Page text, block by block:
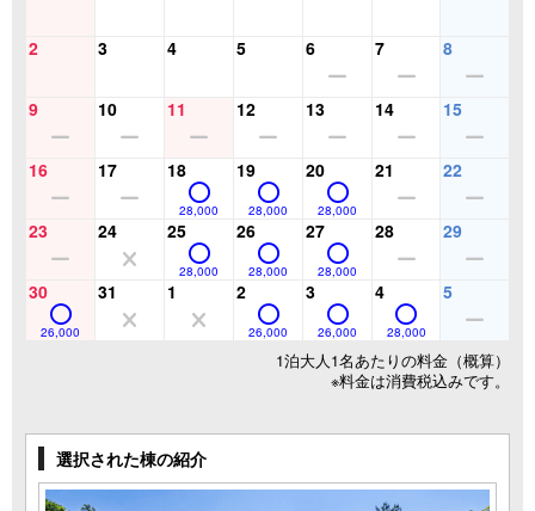
2 3 4 5 6 7 8
9 10 11 12 13 14 15
16 17 18
28,000
19
28,000
20
28,000
21 22
23 24 25
28,000
26
28,000
27
28,000
28 29
30
26,000
31 1 2
26,000
3
26,000
4
28,000
5
1泊大人1名あたりの料金（概算）
※料金は消費税込みです。
選択された棟の紹介